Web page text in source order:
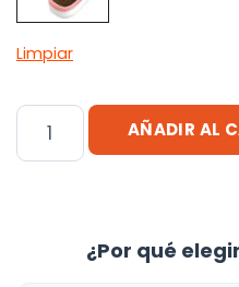
Limpiar
Dispensador
Mascotas
AÑADIR AL
¿Por qué